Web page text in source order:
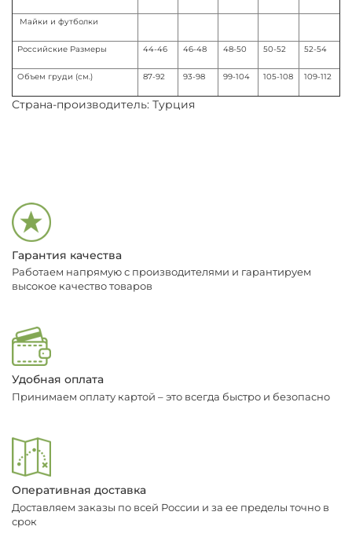
Майки и футболки
Российские Размеры 44-46 46-48 48-50 50-52 52-54
Объем груди (см.) 87-92 93-98 99-104 105-108 109-112
Страна-производитель: Турция
Гарантия качества
Работаем напрямую с производителями и гарантируем
высокое качество товаров
Удобная оплата
Принимаем оплату картой – это всегда быстро и безопасно
Оперативная доставка
Доставляем заказы по всей России и за ее пределы точно в
срок